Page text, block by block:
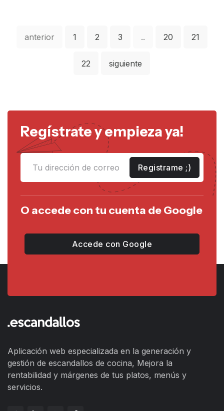
anterior 1 2 3 .. 20 21
22 siguiente
Regístrate y empieza ya!
Registrame ;)
O accede con tu cuenta de Google
Accede con Google
Aplicación web especializada en la generación y
gestión de escandallos de cocina, Mejora la
rentabilidad y márgenes de tus platos, menús y
servicios.